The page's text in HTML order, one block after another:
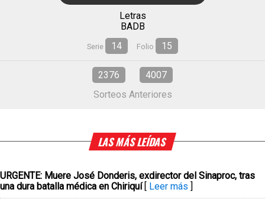
Letras
BADB
Serie 14 Folio 15
2376
4007
Sorteos Anteriores
LAS MÁS LEÍDAS
URGENTE: Muere José Donderis, exdirector del Sinaproc, tras
una dura batalla médica en Chiriquí [ Leer más ]